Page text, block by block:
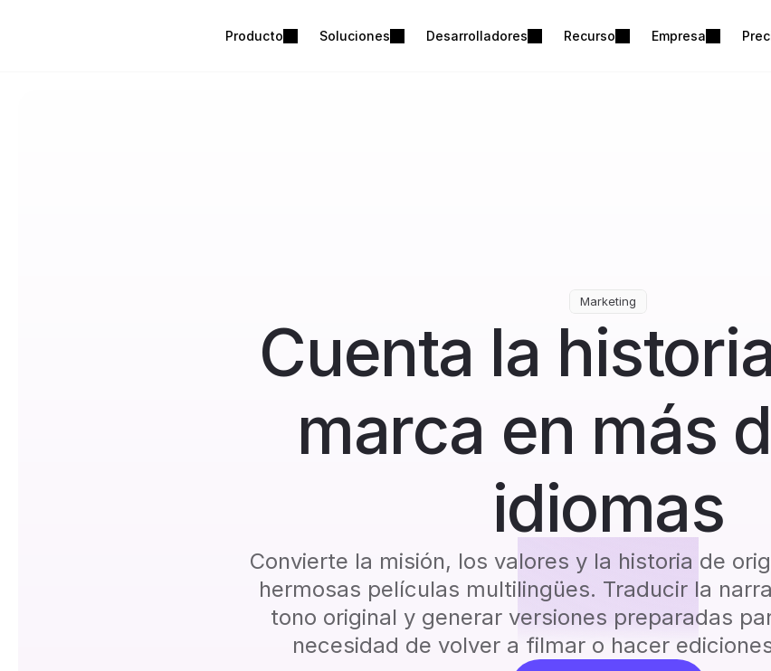
Producto Soluciones Desarrolladores Recurso Empresa
Marketing
Cuenta la
marca en más
idiomas
Convierte la misión, los valores y la historia de
hermosas películas multilingües. Traducir la
tono original y generar versiones preparadas
necesidad de volver a filmar o hacer